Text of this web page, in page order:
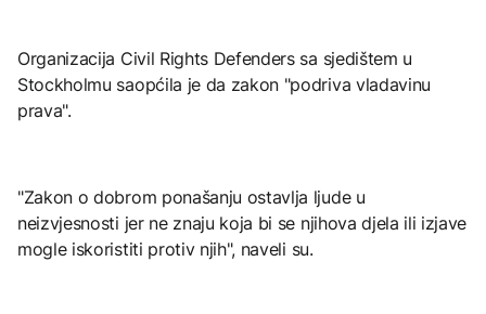
Organizacija Civil Rights Defenders sa sjedištem u
Stockholmu saopćila je da zakon "podriva vladavinu
prava".
"Zakon o dobrom ponašanju ostavlja ljude u
neizvjesnosti jer ne znaju koja bi se njihova djela ili izjave
mogle iskoristiti protiv njih", naveli su.